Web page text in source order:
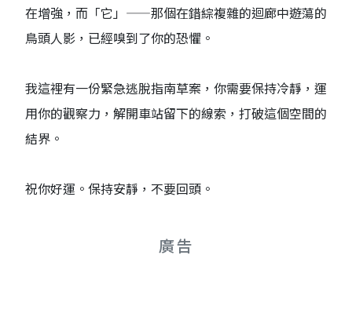
在增強，而「它」——那個在錯綜複雜的迴廊中遊蕩的
鳥頭人影，已經嗅到了你的恐懼。
我這裡有一份緊急逃脫指南草案，你需要保持冷靜，運
用你的觀察力，解開車站留下的線索，打破這個空間的
結界。
祝你好運。保持安靜，不要回頭。
廣告